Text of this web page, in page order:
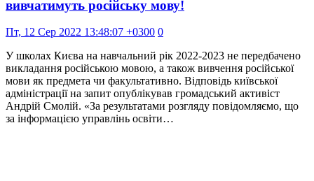
вивчатимуть російську мову!
Пт, 12 Сер 2022 13:48:07 +0300 0
У школах Києва на навчальний рік 2022-2023 не передбачено
викладання російською мовою, а також вивчення російської
мови як предмета чи факультативно. Відповідь київської
адміністрації на запит опублікував громадський активіст
Андрій Смолій. «За результатами розгляду повідомляємо, що
за інформацією управлінь освіти…